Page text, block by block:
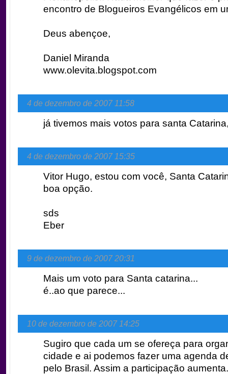
encontro de Blogueiros Evangélicos em
Deus abençoe,
Daniel Miranda
www.olevita.blogspot.com
4 de dezembro de 2007 11:58
já tivemos mais votos para santa
4 de dezembro de 2007 15:35
Vitor Hugo, estou com você, Santa
boa opção.
sds
Eber
9 de dezembro de 2007 20:31
Mais um voto para Santa catarina...
é..ao que parece...
10 de dezembro de 2007 14:25
Sugiro que cada um se ofereça para
cidade e ai podemos fazer uma agenda
pelo Brasil. Assim a participação